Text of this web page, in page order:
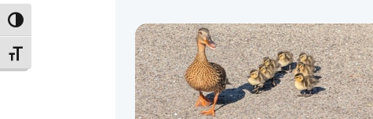
Umschalten auf hohe Kontraste
Schrift vergrößern